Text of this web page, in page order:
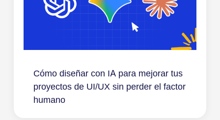
Cómo diseñar con IA para mejorar tus
proyectos de UI/UX sin perder el factor
humano